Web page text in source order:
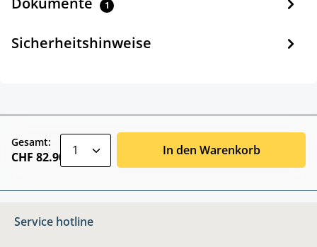
1
Sicherheitshinweise
Gesamt:
CHF 82.90 In den Warenkorb
Service hotline